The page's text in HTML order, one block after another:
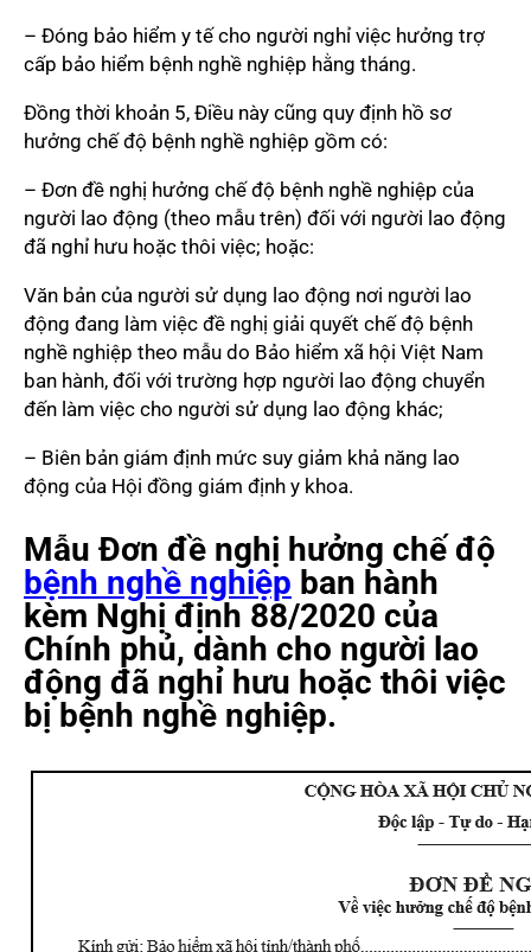
– Đóng bảo hiểm y tế cho người nghỉ việc hưởng trợ
cấp bảo hiểm bệnh nghề nghiệp hằng tháng.
Đồng thời khoản 5, Điều này cũng quy định hồ sơ
hưởng chế độ bệnh nghề nghiệp gồm có:
– Đơn đề nghị hưởng chế độ bệnh nghề nghiệp của
người lao động (theo mẫu trên) đối với người lao động
đã nghỉ hưu hoặc thôi việc; hoặc:
Văn bản của người sử dụng lao động nơi người lao
động đang làm việc đề nghị giải quyết chế độ bệnh
nghề nghiệp theo mẫu do Bảo hiểm xã hội Việt Nam
ban hành, đối với trường hợp người lao động chuyển
đến làm việc cho người sử dụng lao động khác;
– Biên bản giám định mức suy giảm khả năng lao
động của Hội đồng giám định y khoa.
Mẫu Đơn đề nghị hưởng chế độ
bệnh nghề nghiệp ban hành
kèm Nghị định 88/2020 của
Chính phủ, dành cho người lao
động đã nghỉ hưu hoặc thôi việc
bị bệnh nghề nghiệp.